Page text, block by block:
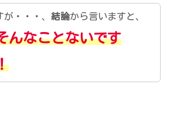
が・・・、 結論から言いますと、
んなことないです